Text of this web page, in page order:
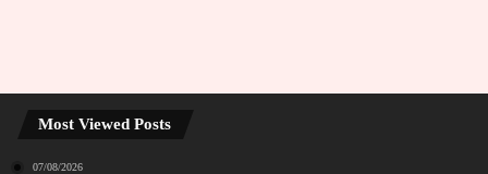
Most Viewed Posts
07/08/2026